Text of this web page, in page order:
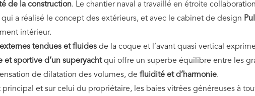
de la construction. Le chantier naval a travaillé en étroite
qui a réalisé le concept des extérieurs, et avec le cabinet de design
intérieur.
tendues et fluides de la coque et l’avant quasi vertical
et sportive d’un superyachtqui offre un superbe équilibre entre les
de dilatation des volumes, de fluidité et d’harmonie.
principal et sur celui du propriétaire, les baies vitrées généreuses à